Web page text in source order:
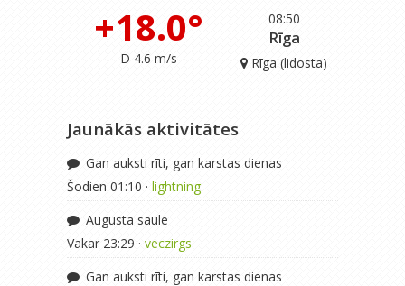
08:50
+18.0°
D 4.6 m/s
Rīga
Rīga (lidosta)
Jaunākās aktivitātes
Gan auksti rīti, gan karstas dienas
Šodien 01:10 · lightning
Augusta saule
Vakar 23:29 · veczirgs
Gan auksti rīti, gan karstas dienas